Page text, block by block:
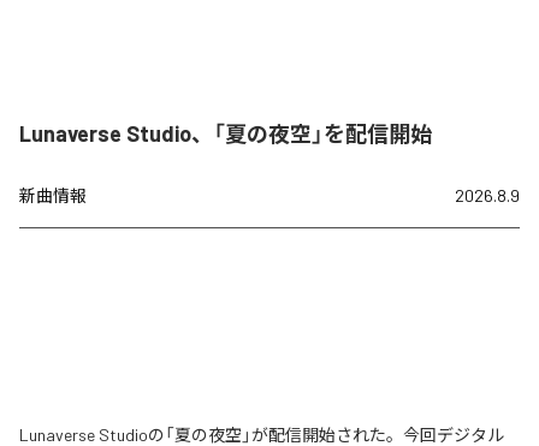
Lunaverse Studio、「夏の夜空」を配信開始
新曲情報 2026.8.9
Lunaverse Studioの「夏の夜空」が配信開始された。今回デジタル